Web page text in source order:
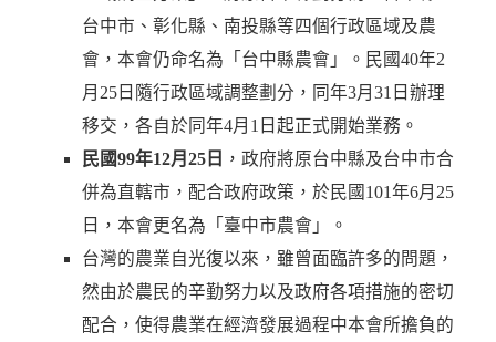
台中市、彰化縣、南投縣等四個行政區域及農
會，本會仍命名為「台中縣農會」。民國40年2
月25日隨行政區域調整劃分，同年3月31日辦理
移交，各自於同年4月1日起正式開始業務。
民國99年12月25日 ，政府將原台中縣及台中市合
併為直轄市，配合政府政策，於民國101年6月25
日，本會更名為「臺中市農會」。
台灣的農業自光復以來，雖曾面臨許多的問題，
然由於農民的辛勤努力以及政府各項措施的密切
配合，使得農業在經濟發展過程中本會所擔負的